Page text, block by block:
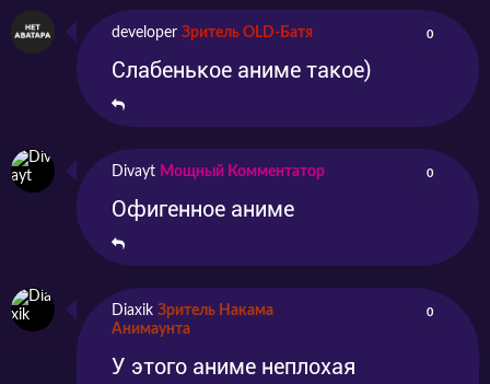
developer Зритель OLD-Батя 0
Слабенькое аниме такое)
Divayt Мощный Комментатор 0
Офигенное аниме
Diaxik Зритель Накама
Анимаунта
0
У этого аниме неплохая